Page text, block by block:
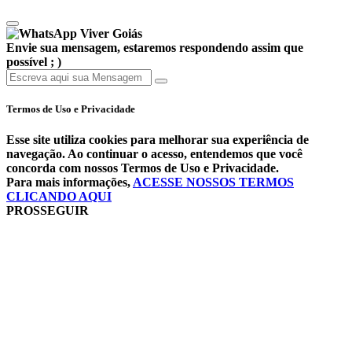
Viver Goiás
Envie sua mensagem, estaremos respondendo assim que
possível ; )
Termos de Uso e Privacidade
Esse site utiliza cookies para melhorar sua experiência de
navegação. Ao continuar o acesso, entendemos que você
concorda com nossos Termos de Uso e Privacidade.
Para mais informações, ACESSE NOSSOS TERMOS
CLICANDO AQUI
PROSSEGUIR